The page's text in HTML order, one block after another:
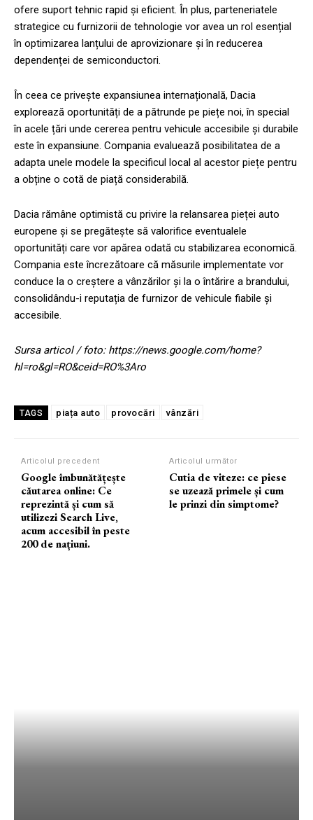
ofere suport tehnic rapid și eficient. În plus, parteneriatele
strategice cu furnizorii de tehnologie vor avea un rol esențial
în optimizarea lanțului de aprovizionare și în reducerea
dependenței de semiconductori.
În ceea ce privește expansiunea internațională, Dacia
explorează oportunități de a pătrunde pe piețe noi, în special
în acele țări unde cererea pentru vehicule accesibile și durabile
este în expansiune. Compania evaluează posibilitatea de a
adapta unele modele la specificul local al acestor piețe pentru
a obține o cotă de piață considerabilă.
Dacia rămâne optimistă cu privire la relansarea pieței auto
europene și se pregătește să valorifice eventualele
oportunități care vor apărea odată cu stabilizarea economică.
Compania este încrezătoare că măsurile implementate vor
conduce la o creștere a vânzărilor și la o întărire a brandului,
consolidându-i reputația de furnizor de vehicule fiabile și
accesibile.
Sursa articol / foto: https://news.google.com/home?
hl=ro&gl=RO&ceid=RO%3Aro
TAGS piața auto provocări vânzări
Articolul precedent
Google îmbunătățește
căutarea online: Ce
reprezintă și cum să
utilizezi Search Live,
acum accesibil în peste
200 de națiuni.
Articolul următor
Cutia de viteze: ce piese
se uzează primele și cum
le prinzi din simptome?